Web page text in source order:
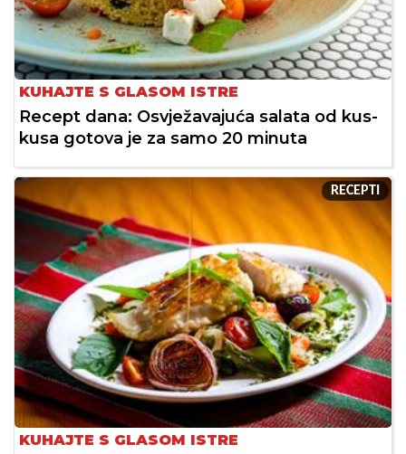
KUHAJTE S GLASOM ISTRE
Recept dana: Osvježavajuća salata od kus-
kusa gotova je za samo 20 minuta
RECEPTI
KUHAJTE S GLASOM ISTRE